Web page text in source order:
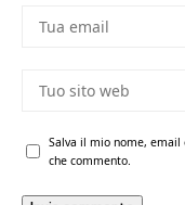
Salva il mio nome, email
che commento.